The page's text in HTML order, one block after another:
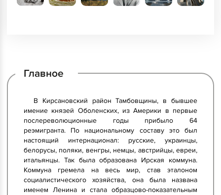
Главное
В Кирсановский район Тамбовщины, в бывшее
имение князей Оболенских, из Америки в первые
послереволюционные годы прибыло 64
реэмигранта. По национальному составу это был
настоящий интернационал: русские, украинцы,
белорусы, поляки, венгры, немцы, австрийцы, евреи,
итальянцы. Так была образована Ирская коммуна.
Коммуна гремела на весь мир, став эталоном
социалистического хозяйства, она была названа
именем Ленина и стала образцово-показательным